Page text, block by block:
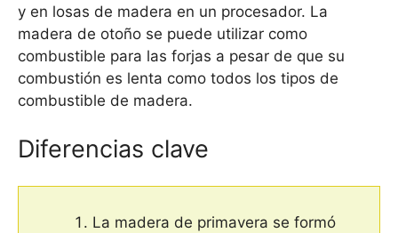
y en losas de madera en un procesador. La
madera de otoño se puede utilizar como
combustible para las forjas a pesar de que su
combustión es lenta como todos los tipos de
combustible de madera.
Diferencias clave
La madera de primavera se formó